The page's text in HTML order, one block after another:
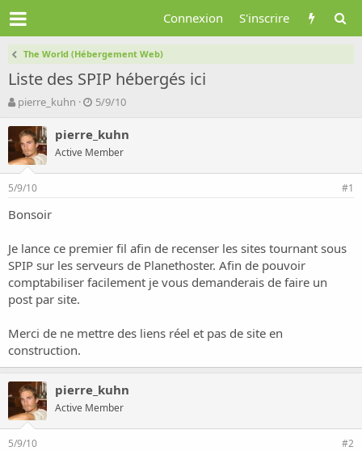
Connexion S'inscrire
The World (Hébergement Web)
Liste des SPIP hébergés ici
A
t
e
u
r
d
l
d
i
c
u
s
i
pierre_kuhn
D
e
d
e
t
5/9/10
pierre_kuhn
Active Member
5/9/10 #1
Bonsoir
Je lance ce premier fil afin de recenser les sites tournant sous
SPIP sur les serveurs de Planethoster. Afin de pouvoir
comptabiliser facilement je vous demanderais de faire un
post par site.
Merci de ne mettre des liens réel et pas de site en
construction.
pierre_kuhn
Active Member
5/9/10 #2